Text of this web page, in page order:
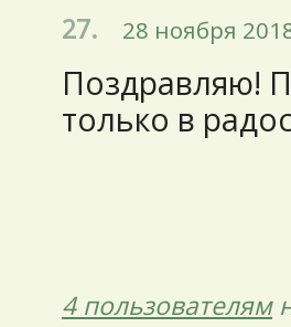
27. 28 ноября
Поздравляю!
только в
4 пользователям